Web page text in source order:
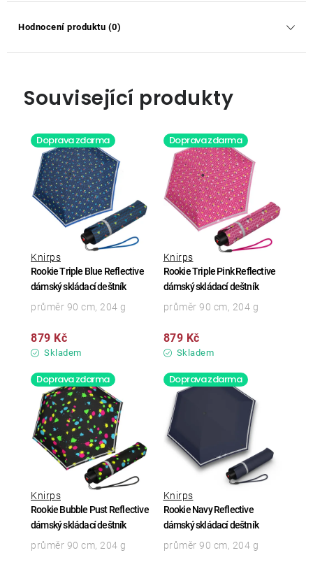
Hodnocení produktu (0)
Související produkty
Doprava zdarma
Rookie Triple Blue Reflective
dámský skládací deštník
Knirps
Skladem
879 Kč
průměr 90 cm, 204 g
Doprava zdarma
Rookie Triple Pink Reflective
dámský skládací deštník
Knirps
Skladem
879 Kč
průměr 90 cm, 204 g
Doprava zdarma
Rookie Bubble Pust Reflective
dámský skládací deštník
Knirps
průměr 90 cm, 204 g
Doprava zdarma
Rookie Navy Reflective
dámský skládací deštník
Knirps
průměr 90 cm, 204 g